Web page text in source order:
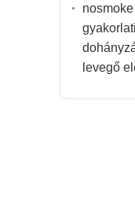
levegő